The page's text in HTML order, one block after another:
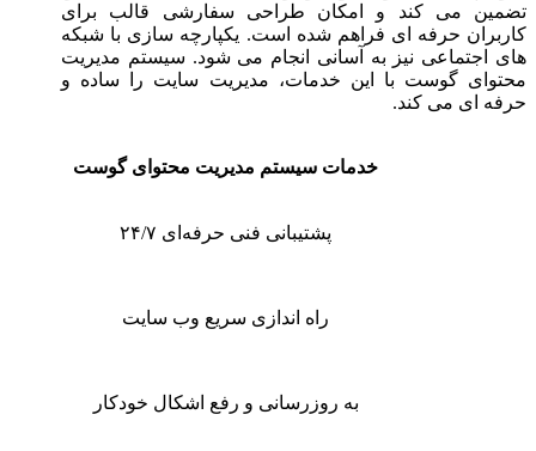
تضمین می ‌کند و امکان طراحی سفارشی قالب برای
کاربران حرفه‌ ای فراهم شده است. یکپارچه‌ سازی با شبکه
‌های اجتماعی نیز به آسانی انجام می ‌شود. سیستم مدیریت
محتوای گوست با این خدمات، مدیریت سایت را ساده و
حرفه‌ ای می ‌کند.
خدمات سیستم مدیریت محتوای گوست
پشتیبانی فنی حرفه‌ای ۲۴/۷
راه ‌اندازی سریع وب‌ سایت
به‌ روزرسانی و رفع اشکال خودکار